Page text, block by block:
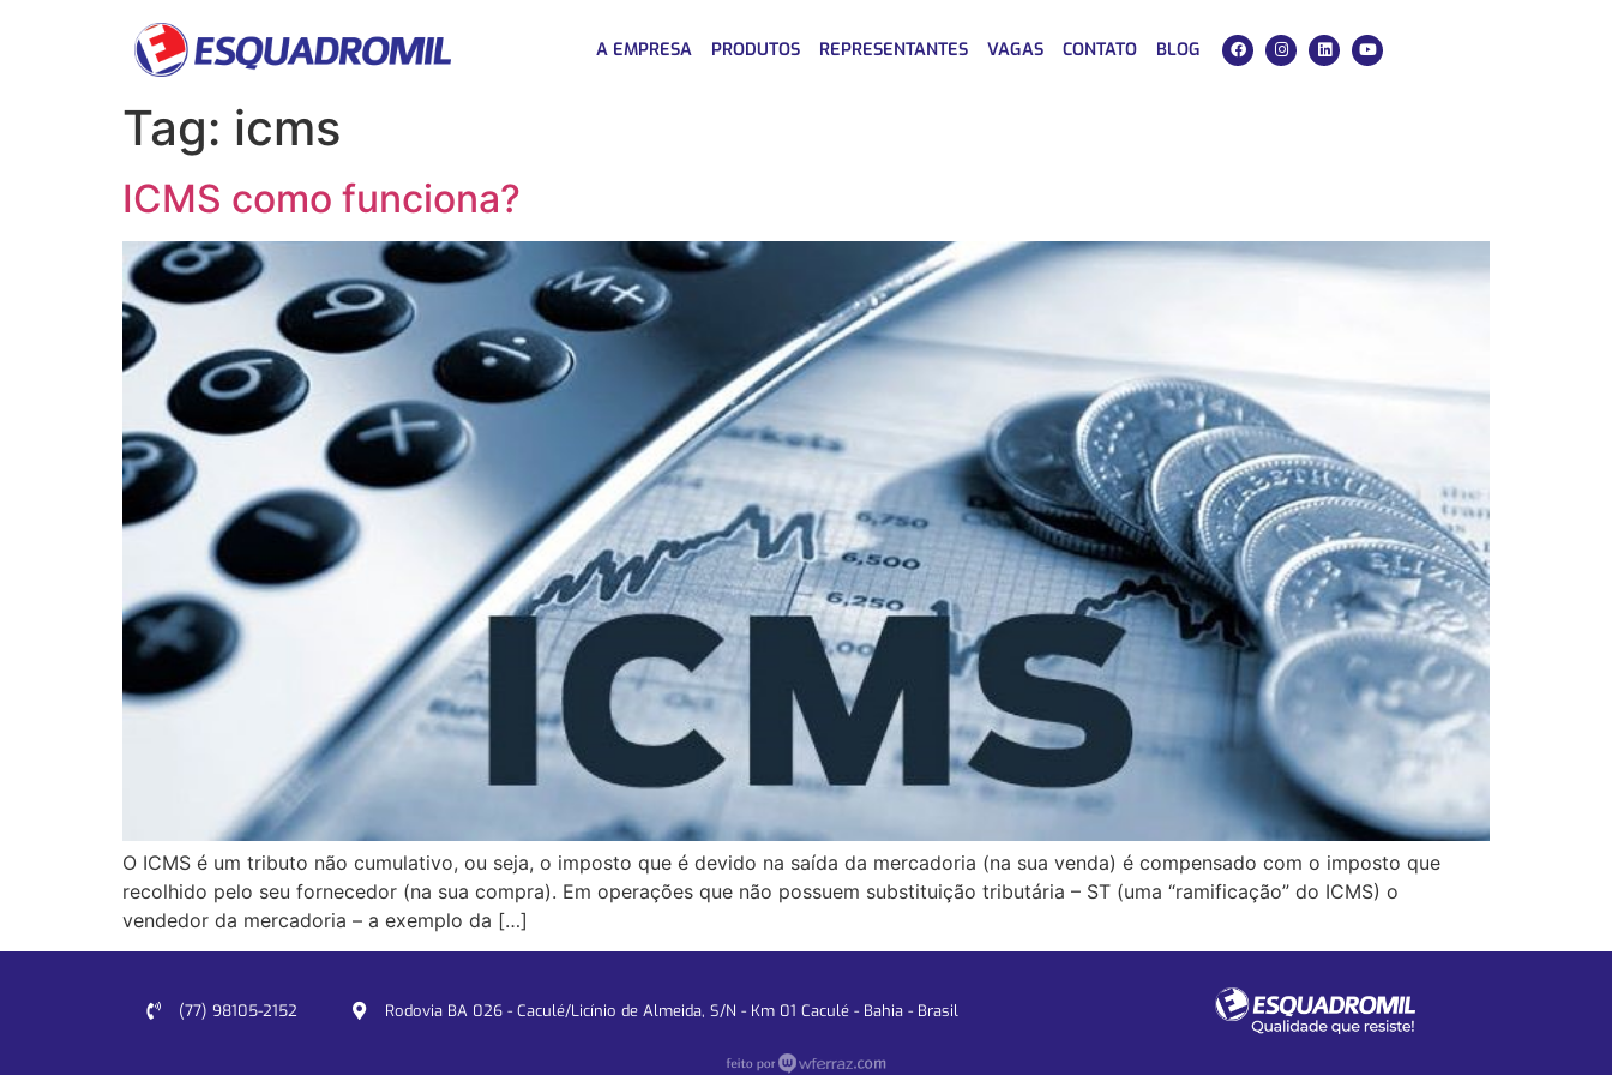
A EMPRESA PRODUTOS REPRESENTANTES VAGAS CONTATO BLOG
Tag: icms
ICMS como funciona?
O ICMS é um tributo não cumulativo, ou seja, o imposto que é devido na saída da mercadoria (na sua venda) é compensado com o imposto que
recolhido pelo seu fornecedor (na sua compra). Em operações que não possuem substituição tributária – ST (uma “ramificação” do ICMS) o
vendedor da mercadoria – a exemplo da […]
(77) 98105-2152 Rodovia BA 026 - Caculé/Licínio de Almeida, S/N - Km 01 Caculé - Bahia - Brasil